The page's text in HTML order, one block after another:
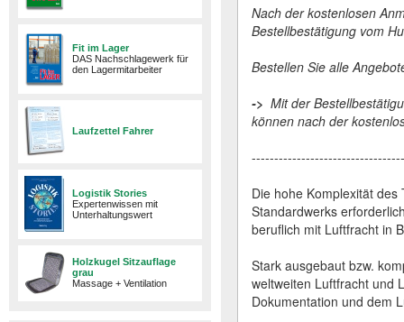
Fit im Lager
DAS Nachschlagewerk für
den Lagermitarbeiter
Laufzettel Fahrer
Logistik Stories
Expertenwissen mit
Unterhaltungswert
Holzkugel Sitzauflage
grau
Massage + Ventilation
Nach der kostenlosen
Bestellbestätigung vom
Bestellen Sie alle
-> Mit der
können nach der
Die hohe Komplexität
Standardwerks
beruflich mit Luftfracht in
Stark ausgebaut bzw.
weltweiten Luftfracht und
Dokumentation und dem